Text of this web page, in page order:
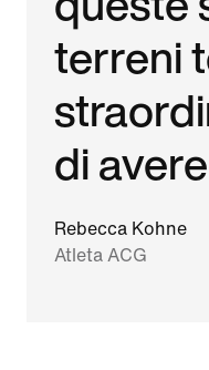
terreni
di
Rebecca Kohne
Atleta ACG